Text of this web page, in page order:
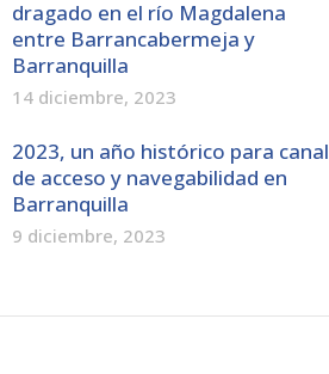
dragado en el río Magdalena
entre Barrancabermeja y
Barranquilla
14 diciembre, 2023
2023, un año histórico para canal
de acceso y navegabilidad en
Barranquilla
9 diciembre, 2023